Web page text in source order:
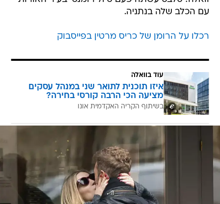
עם הכלב שלה בנתניה.
רכלו על הרומן של כריס מרטין בפייסבוק
עוד בוואלה
איזו תוכנית לתואר שני במנהל עסקים
מציעה הכי הרבה קורסי בחירה?
בשיתוף הקריה האקדמית אונו